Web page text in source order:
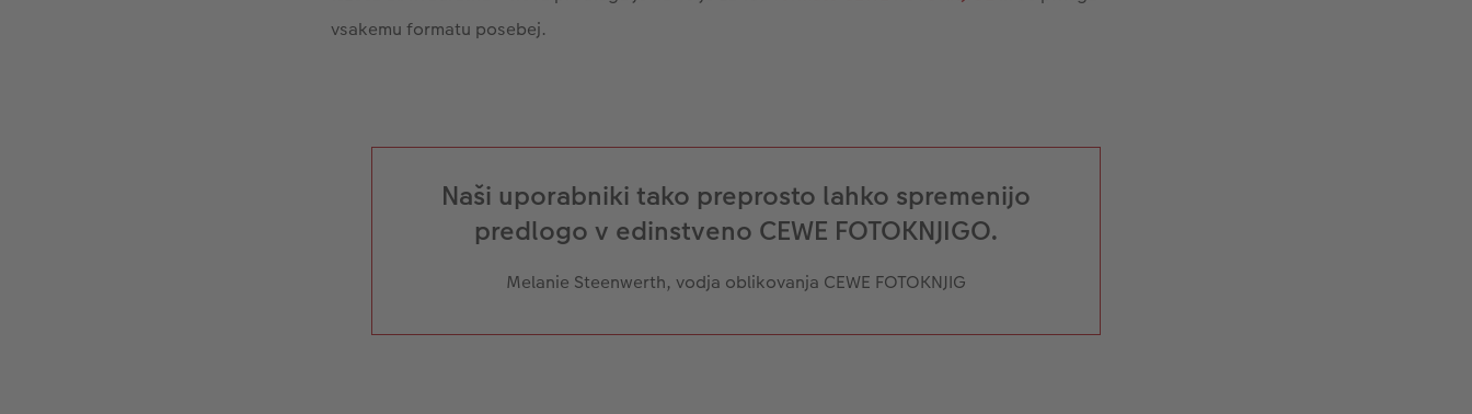
vsakemu formatu posebej.
Naši uporabniki tako preprosto lahko spremenijo
predlogo v edinstveno CEWE FOTOKNJIGO.
Melanie Steenwerth, vodja oblikovanja CEWE FOTOKNJIG